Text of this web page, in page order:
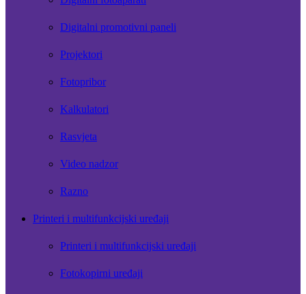
Digitalni promotivni paneli
Projektori
Fotopribor
Kalkulatori
Rasvjeta
Video nadzor
Razno
Printeri i multifunkcijski uređaji
Printeri i multifunkcijski uređaji
Fotokopirni uređaji